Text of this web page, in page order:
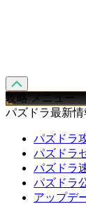
攻略 メニュー
パズドラ最新情
パズドラ
パズドラ
パズドラ
パズドラ
アップデ